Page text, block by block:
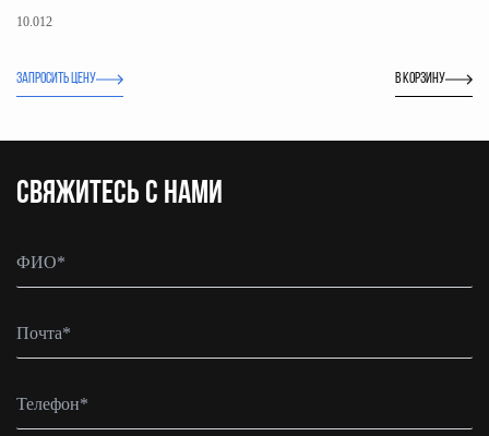
10.012
ЗАПРОСИТЬ ЦЕНУ В корзину
CВЯЖИТЕСЬ С НАМИ